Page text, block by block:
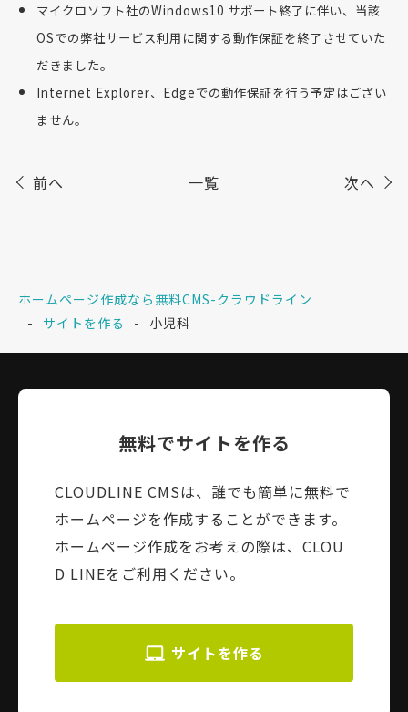
マイクロソフト社のWindows10 サポート終了に伴い、当該
OSでの弊社サービス利用に関する動作保証を終了させていた
だきました。
Internet Explorer、Edgeでの動作保証を行う予定はござい
ません。
前へ 一覧 次へ
ホームページ作成なら無料CMS-クラウドライン
サイトを作る
小児科
無料でサイトを作る
CLOUDLINE CMSは、誰でも簡単に無料で
ホームページを作成することができます。
ホームページ作成をお考えの際は、CLOU
D LINEをご利用ください。
サイトを作る